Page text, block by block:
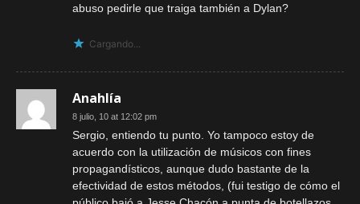
abuso pedirle que traiga también a Dylan?
Cargando...
Anahlía
8 julio, 10 at 12:02 pm
Sergio, entiendo tu punto. Yo tampoco estoy de
acuerdo con la utilización de músicos con fines
propagandísticos, aunque dudo bastante de la
efectividad de estos métodos, (fui testigo de cómo el